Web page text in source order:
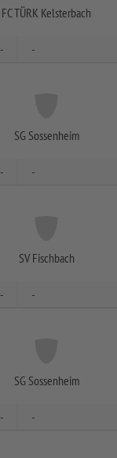
FC TÜRK Kelsterbach
- -
SG Sossenheim
- -
SV Fischbach
- -
SG Sossenheim
- -